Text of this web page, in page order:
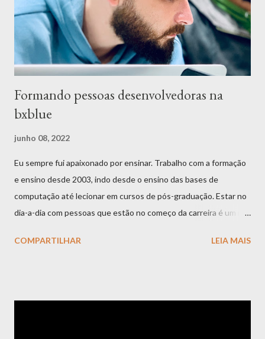
Formando pessoas desenvolvedoras na
bxblue
junho 08, 2022
Eu sempre fui apaixonado por ensinar. Trabalho com a formação
e ensino desde 2003, indo desde o ensino das bases de
computação até lecionar em cursos de pós-graduação. Estar no
dia-a-dia com pessoas que estão no começo da carreira é um mix
de contribuir com um pedacinho tão especial da história daquela
COMPARTILHAR LEIA MAIS